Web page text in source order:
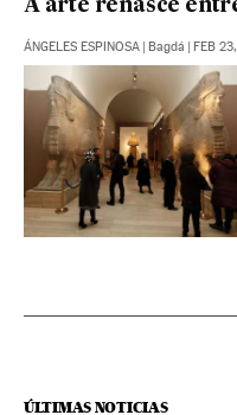
A arte renasce
ÁNGELES ESPINOSA | Bagdá | FEB
ÚLTIMAS NOTICIAS